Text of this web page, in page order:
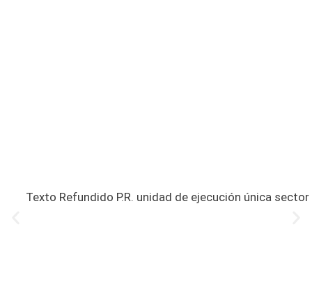
Texto Refundido P.R. unidad de ejecución única sector